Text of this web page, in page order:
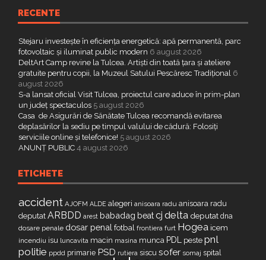
RECENTE
Stejaru investește în eficiența energetică: apă permanentă, parc
fotovoltaic și iluminat public modern 6 august 2026
DeltArt Camp revine la Tulcea. Artiști din toată țara și ateliere
gratuite pentru copii, la Muzeul Satului Pescăresc Tradițional 6
august 2026
S-a lansat oficial Visit Tulcea, proiectul care aduce în prim-plan
un județ spectaculos 5 august 2026
Casa de Asigurări de Sănătate Tulcea recomandă evitarea
deplasărilor la sediu pe timpul valului de cădură: Folosiți
serviciile online și telefonice! 5 august 2026
ANUNȚ PUBLIC 4 august 2026
ETICHETE
accident AJOFM ALDE alegeri anisoara radu anisoara radu
deputat ARBDD arest babadag beatcj delta deputat dna
dosare penale dosar penal fotbal frontiera furt Hogea icem
incendiu isu luncavita macin masina munca PDL peste pnl
politie ppdd primarie PSD rutiera siscu sofer somaj spital